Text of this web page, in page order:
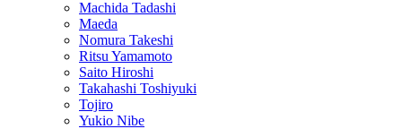
Machida Tadashi
Maeda
Nomura Takeshi
Ritsu Yamamoto
Saito Hiroshi
Takahashi Toshiyuki
Tojiro
Yukio Nibe